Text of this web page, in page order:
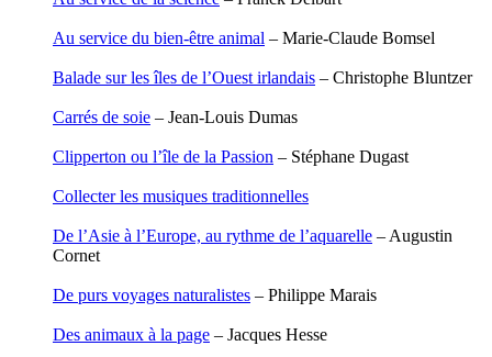
Carbonnaux Stéphan
Carrau Noak
Chérel Guillaume
Chapuis Éric
Chastel Marie
Chenot Philippe
Clémenceau Adrien
Colonna d’Istria Jérôme
Corazza Pascal
Cousergue Arnaud
Paris
Pays dogon
Pèlerin d�€�Orient
Périple de Sao� Mai
Roues libres
Route de la soie
Route des Amériques
Sahara
Siberut
Spitzberg
Ténéré
Terre Adélie
Au service du bien-être animal – Marie-Claude Bomsel
Balade sur les îles de l’Ouest irlandais – Christophe Bluntzer
Carrés de soie – Jean-Louis Dumas
Clipperton ou l’île de la Passion – Stéphane Dugast
Collecter les musiques traditionnelles
De l’Asie à l’Europe, au rythme de l’aquarelle – Augustin
Cornet
De purs voyages naturalistes – Philippe Marais
Des animaux à la page – Jacques Hesse